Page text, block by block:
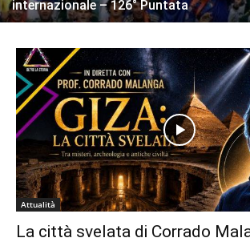
internazionale – 126° Puntata
Attualità
La città svelata di Corrado